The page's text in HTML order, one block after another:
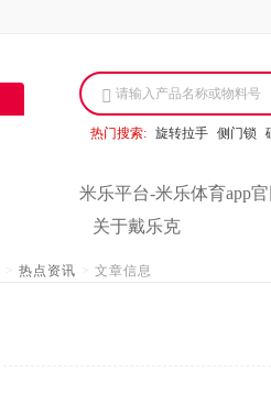
请输入产品名称或物料号
热门搜索: 旋转拉手 侧门锁
米乐平台-米乐体育app
关于戴乐克
> 热点资讯 > 文章信息